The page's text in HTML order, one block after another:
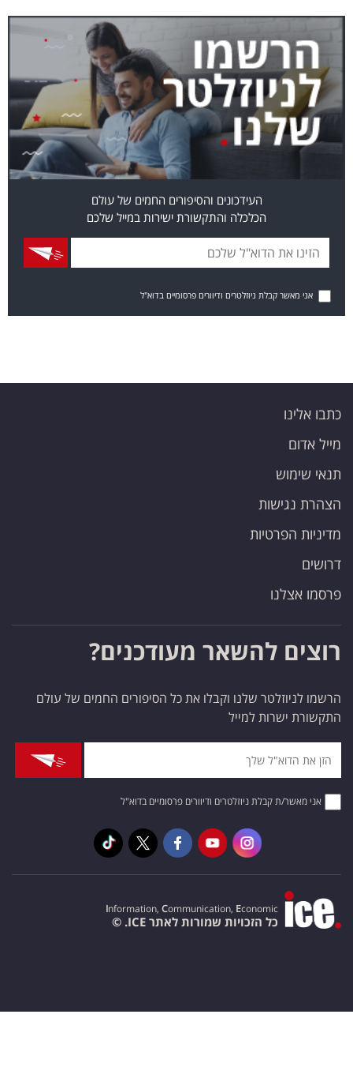
העידכונים והסיפורים החמים של עולם
הכלכלה והתקשורת ישירות במייל שלכם
אני מאשר קבלת ניוזלטרים ודיוורים פרסומיים בדוא"ל
כתבו אלינו
מייל אדום
תנאי שימוש
הצהרת נגישות
מדיניות הפרטיות
דרושים
פרסמו אצלנו
רוצים להשאר מעודכנים?
הרשמו לניוזלטר שלנו וקבלו את כל הסיפורים החמים של עולם
התקשורת ישרות למייל
אני מאשר/ת קבלת ניוזלטרים ודיוורים פרסומיים בדוא"ל
Information, Communication, Economic
כל הזכויות שמורות לאתר ICE. ©